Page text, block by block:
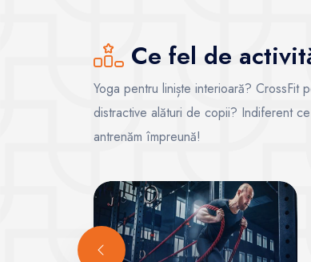
Ce fel de
Yoga pentru liniște interioară? CrossFit
distractive alături de copii? Indiferent
antrenăm împreună!